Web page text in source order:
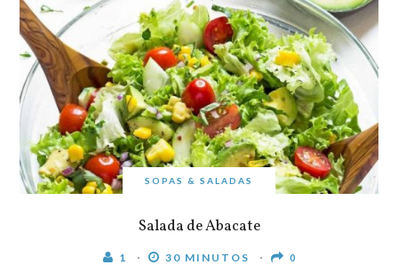
SOPAS & SALADAS
Salada de Abacate
1 30 MINUTOS 0